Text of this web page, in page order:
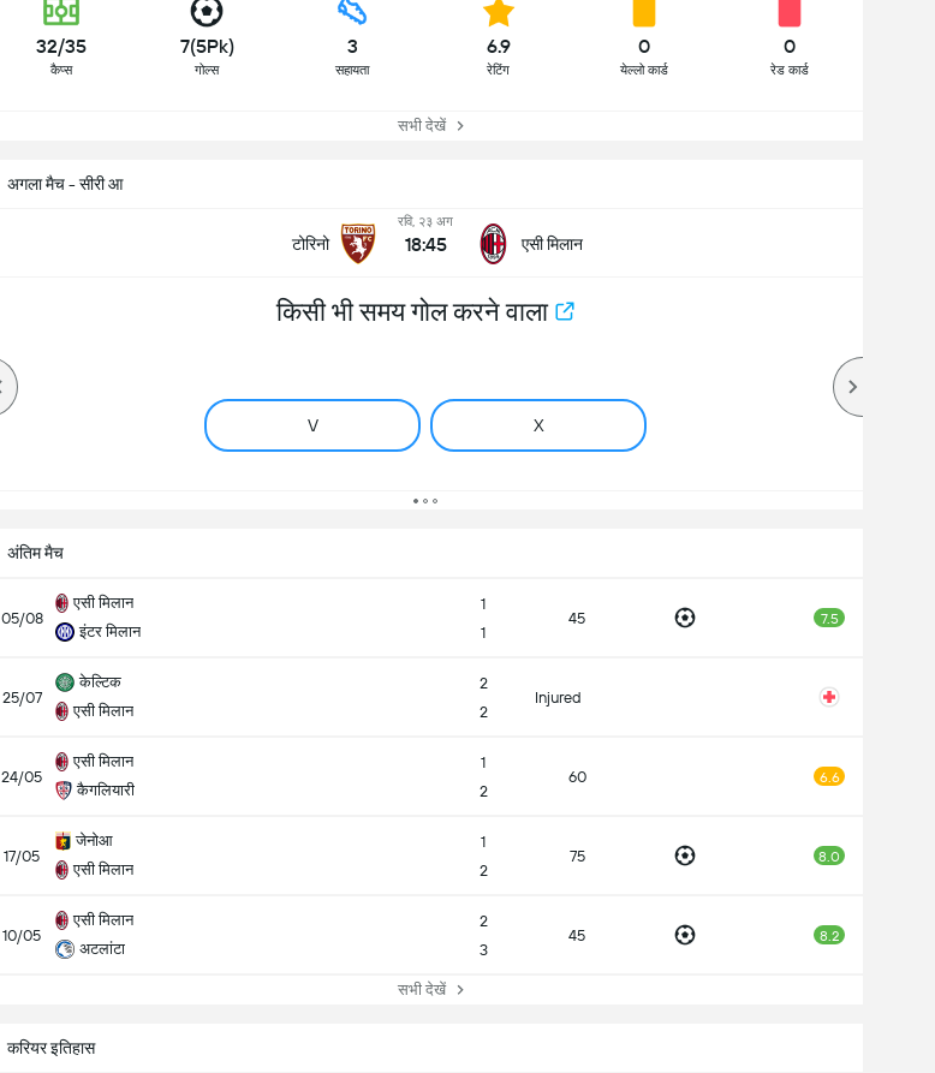
32/35
कैप्स
7(5Pk)
गोल्स
3
सहायता
6.9
रेटिंग
0
येल्लो कार्ड
0
रेड कार्ड
सभी देखें
अगला मैच - सीरी आ
टोरिनो
रवि, २३ अग
18:45 एसी मिलान
किसी भी समय गोल करने वाला
V X
अंतिम मैच
05/08
एसी मिलान
इंटर मिलान
1
1
45 7.5
25/07
केल्टिक
एसी मिलान
2
2
Injured
24/05
एसी मिलान
कैगलियारी
1
2
60 6.6
17/05
जेनोआ
एसी मिलान
1
2
75 8.0
10/05
एसी मिलान
अटलांटा
2
3
45 8.2
सभी देखें
करियर इतिहास